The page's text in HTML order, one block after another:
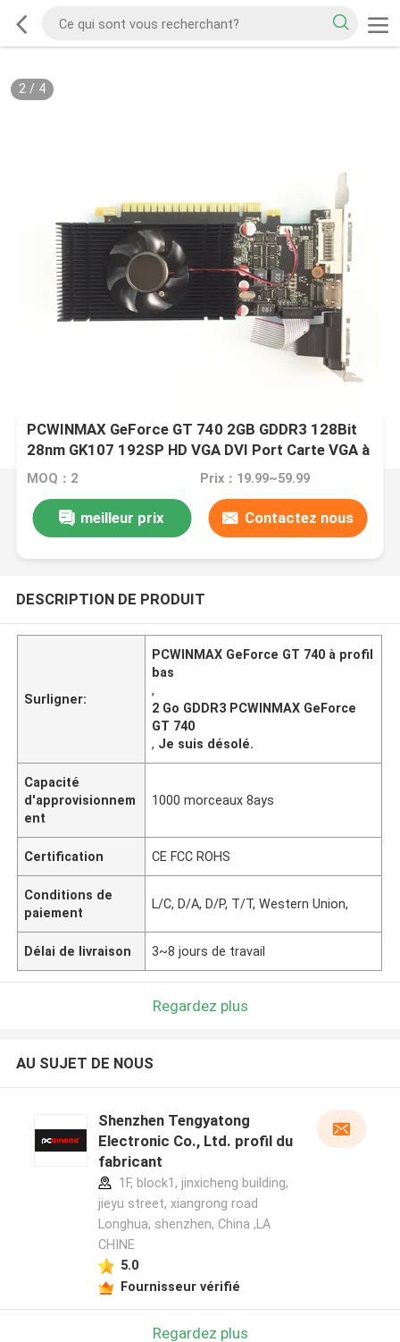
2/ 4
PCWINMAX GeForce GT 740 2GB GDDR3 128Bit
28nm GK107 192SP HD VGA DVI Port Carte VGA à
profil bas pour ordinateur
MOQ：2 Prix：19.99~59.99
meilleur prix Contactez nous
DESCRIPTION DE PRODUIT
Surligner:
PCWINMAX GeForce GT 740 à profil
bas
,
2 Go GDDR3 PCWINMAX GeForce
GT 740
, Je suis désolé.
Capacité
d'approvisionnem
ent
1000 morceaux 8ays
Certification CE FCC ROHS
Conditions de
paiement
L/C, D/A, D/P, T/T, Western Union,
Délai de livraison 3~8 jours de travail
Regardez plus
AU SUJET DE NOUS
Shenzhen Tengyatong
Electronic Co., Ltd. profil du
fabricant
1F, block1, jinxicheng building,
jieyu street, xiangrong road
Longhua, shenzhen, China ,LA
CHINE
5.0
Fournisseur vérifié
Regardez plus